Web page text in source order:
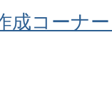
成コーナ